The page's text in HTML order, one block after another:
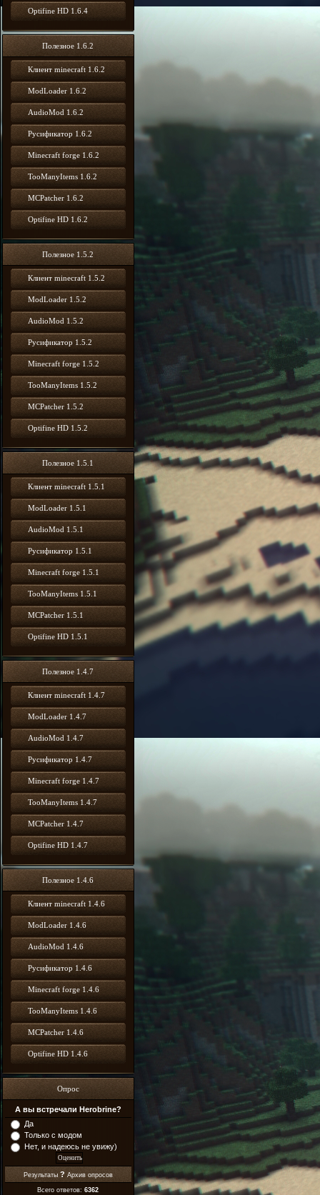
Optifine HD 1.6.4
Полезное 1.6.2
Клиент minecraft 1.6.2
ModLoader 1.6.2
AudioMod 1.6.2
Русификатор 1.6.2
Minecraft forge 1.6.2
TooManyItems 1.6.2
MCPatcher 1.6.2
Optifine HD 1.6.2
Полезное 1.5.2
Клиент minecraft 1.5.2
ModLoader 1.5.2
AudioMod 1.5.2
Русификатор 1.5.2
Minecraft forge 1.5.2
TooManyItems 1.5.2
MCPatcher 1.5.2
Optifine HD 1.5.2
Полезное 1.5.1
Клиент minecraft 1.5.1
ModLoader 1.5.1
AudioMod 1.5.1
Русификатор 1.5.1
Minecraft forge 1.5.1
TooManyItems 1.5.1
MCPatcher 1.5.1
Optifine HD 1.5.1
Полезное 1.4.7
Клиент minecraft 1.4.7
ModLoader 1.4.7
AudioMod 1.4.7
Русификатор 1.4.7
Minecraft forge 1.4.7
TooManyItems 1.4.7
MCPatcher 1.4.7
Optifine HD 1.4.7
Полезное 1.4.6
Клиент minecraft 1.4.6
ModLoader 1.4.6
AudioMod 1.4.6
Русификатор 1.4.6
Minecraft forge 1.4.6
TooManyItems 1.4.6
MCPatcher 1.4.6
Optifine HD 1.4.6
Опрос
А вы встречали Herobrine?
Да
Только с модом
Нет, и надеюсь не увижу)
Результаты ? Архив опросов
Всего ответов:6362